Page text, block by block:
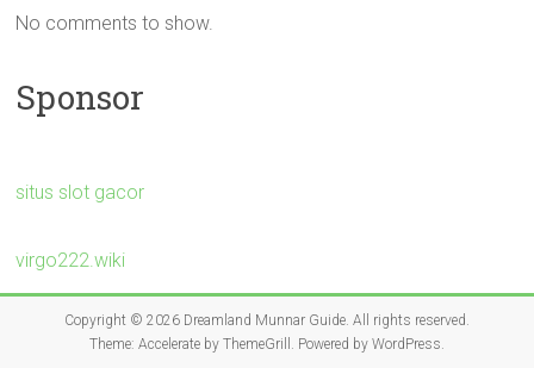
No comments to show.
Sponsor
situs slot gacor
virgo222.wiki
Copyright © 2026 Dreamland Munnar Guide. All rights reserved.
Theme: Accelerateby ThemeGrill. Powered by WordPress